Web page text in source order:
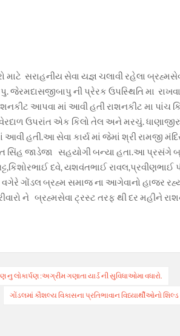
સરાહનીય સેવા યજ્ઞ ચલાવી રહેલા બ્રહ્મસેવા
જેરમદાસજીબાપુ ની પ્રેરક ઉપસ્થિતિ મા
આપવા માં આવી હતી રાશનકીટ મા પાંચ
ઉપરાંત એક કિલો તેલ અને મરચું.
હતી.આ સેવા કાર્ય માં જેમાં શ્રી રામજી
સિંહ જાડેજા સહયોગી બન્યા હતા.આ પ્રસંગે
દવે, યશવંતભાઈ રાવલ,પ્રવીણભાઈ
ગોંડલ બ્રહ્મ સમાજ ના આગેવાનો હાજર
ને બ્રહ્મસેવા ટ્રસ્ટ તરફ થી દર મહીને
નુ લોકાર્પણ :અગ્રીમ ગણાતા યાર્ડ ની સુવિધાઓમા વધારો.
ગોંડલમાં કૌશલ્ય વિકાસના પ્રતિભાવાન વિધ્યાર્થીઓનો